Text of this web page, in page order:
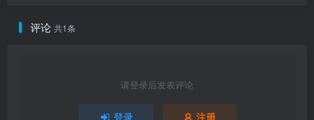
评论 共1条
请登录后发表评论
登录 注册